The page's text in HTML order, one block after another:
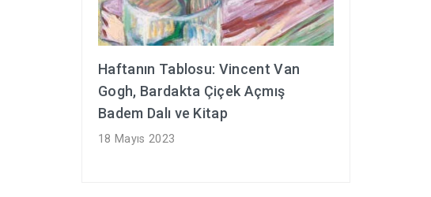
Haftanın Tablosu: Vincent Van
Gogh, Bardakta Çiçek Açmış
Badem Dalı ve Kitap
18 Mayıs 2023